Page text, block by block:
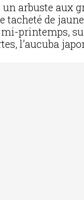
un arbuste aux
de
printemps,
l’aucuba